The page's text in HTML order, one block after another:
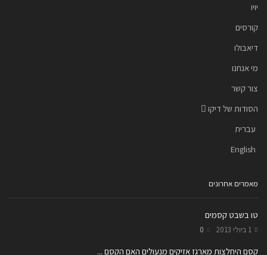
יויו
קורסים
דיאבולו
מי אנחנו
צור קשר
הסודות של דיקו
עברית
English
מאמרים אחרונים
טו בשבט קסמים
1 ביולי 2013 0
קסם היחלצות מארגז אזיקים מנעולים האם הקסם ...